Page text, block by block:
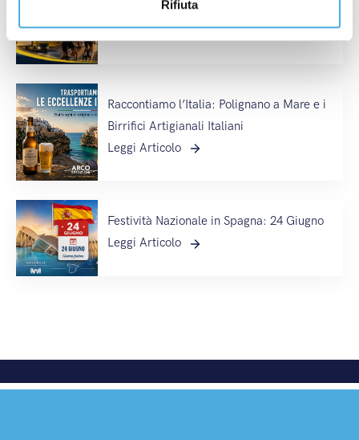
Rifiuta
Tour de France: dal 4 al 26 Luglio
Leggi Articolo
Raccontiamo l’Italia: Polignano a Mare e i
Birrifici Artigianali Italiani
Leggi Articolo
Festività Nazionale in Spagna: 24 Giugno
Leggi Articolo